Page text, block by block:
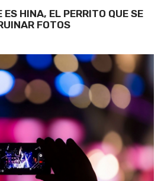
ES HINA, EL PERRITO QUE SE
FOTOS